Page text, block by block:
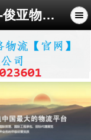
成都到重庆物流专线公司-俊亚物流公司